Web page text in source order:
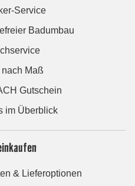
Service
Badumbau
nach Maß
Gutschein
im Überblick
& Lieferoptionen